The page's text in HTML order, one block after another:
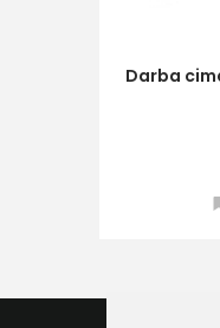
Darba